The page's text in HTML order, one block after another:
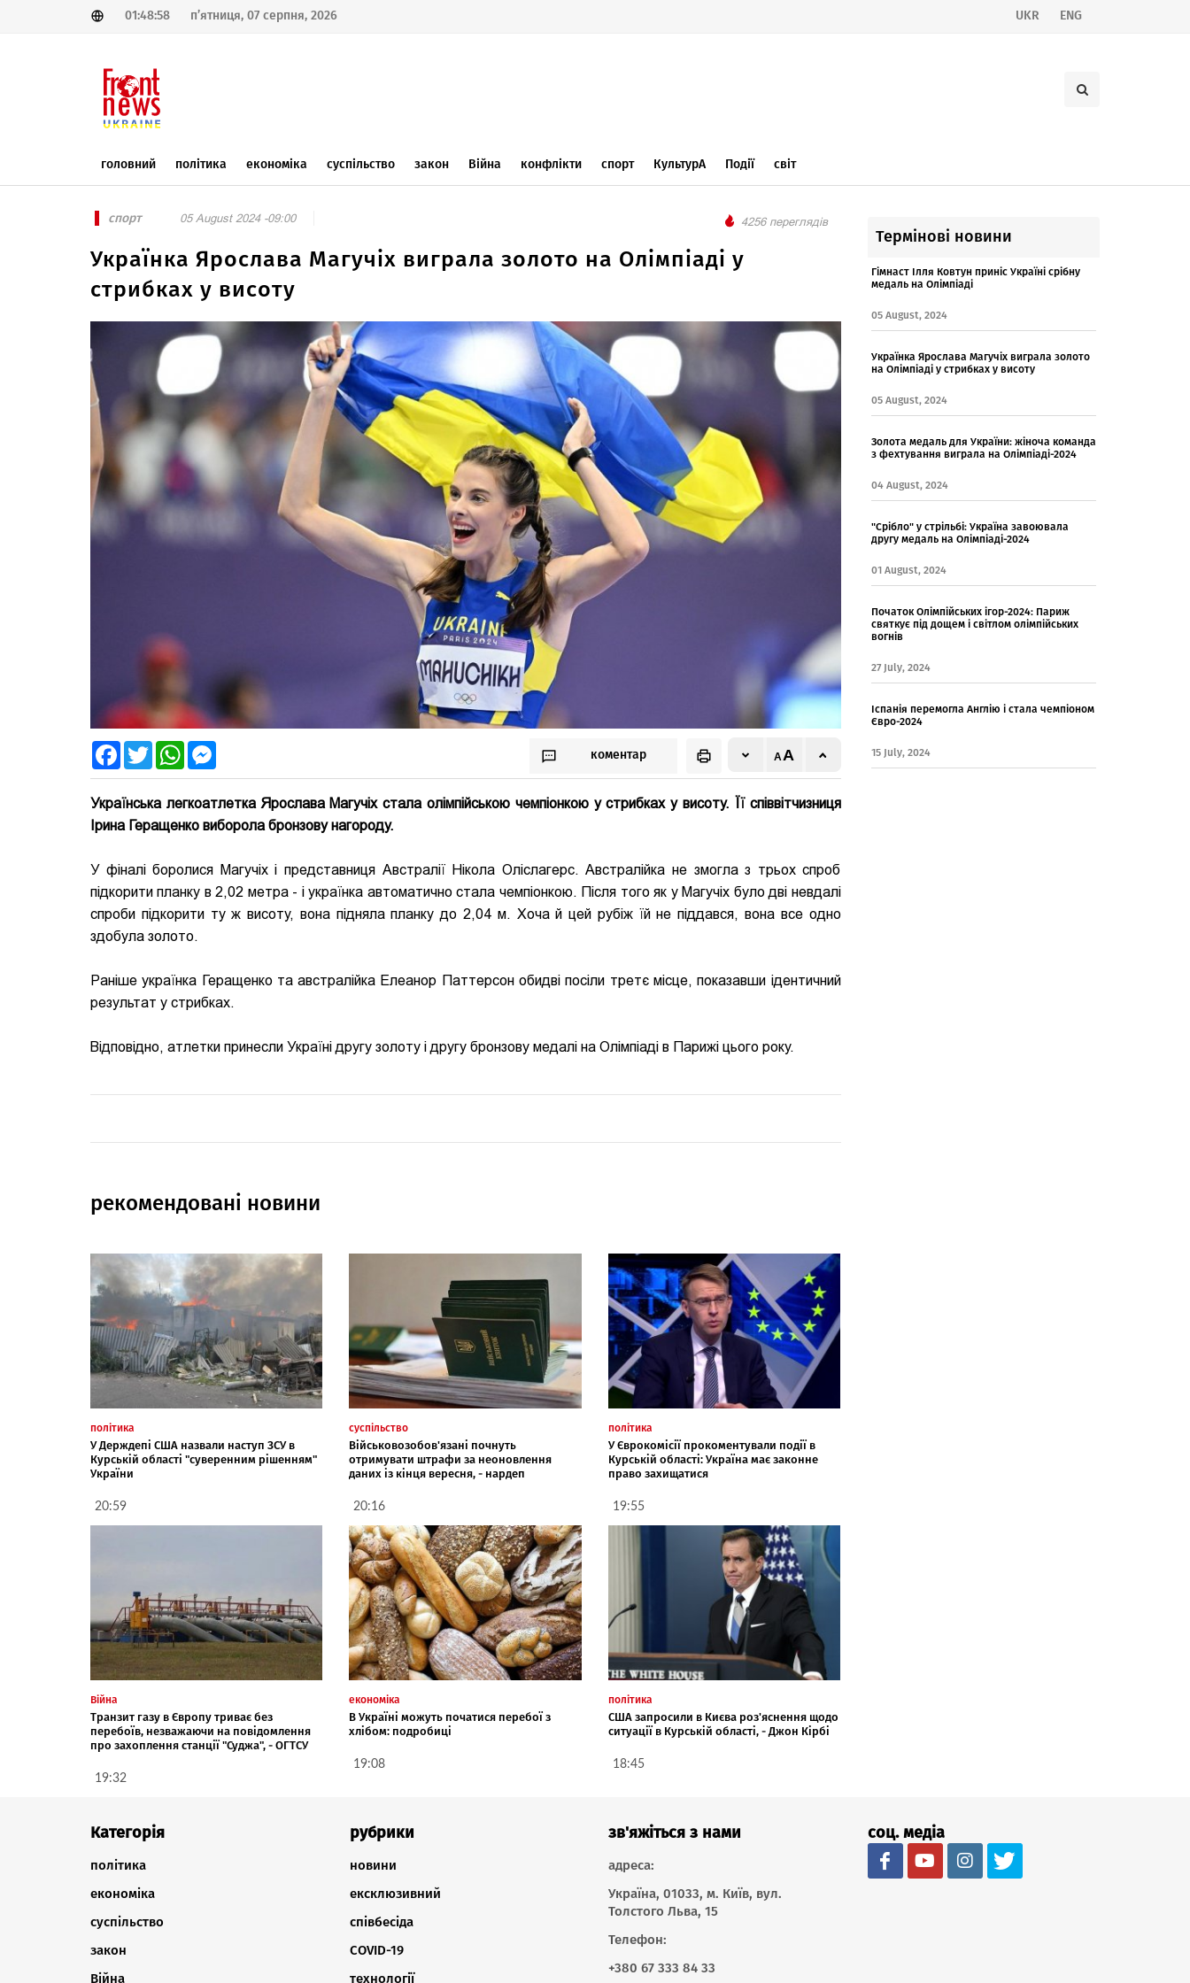
01:48:58 п’ятниця, 07 серпня, 2026 UKR ENG
головний політика економіка суспільство закон Війна конфлікти спорт КультурА Події світ
спорт 05 August 2024 -09:00 4256 переглядів
Українка Ярослава Магучіх виграла золото на Олімпіаді у
стрибках у висоту
FacebookTwitter WhatsApp коментар
Українська легкоатлетка Ярослава Магучіх стала олімпійською чемпіонкою у стрибках у висоту. Її співвітчизниця
Ірина Геращенко виборола бронзову нагороду.
У фіналі боролися Магучіх і представниця Австралії Нікола Оліслагерс. Австралійка не змогла з трьох спроб
підкорити планку в 2,02 метра - і українка автоматично стала чемпіонкою. Після того як у Магучіх було дві невдалі
спроби підкорити ту ж висоту, вона підняла планку до 2,04 м. Хоча й цей рубіж їй не піддався, вона все одно
здобула золото.
Раніше українка Геращенко та австралійка Елеанор Паттерсон обидві посіли третє місце, показавши ідентичний
результат у стрибках.
Відповідно, атлетки принесли Україні другу золоту і другу бронзову медалі на Олімпіаді в Парижі цього року.
рекомендовані новини
політика
У Держдепі США назвали наступ ЗСУ в
Курській області "суверенним рішенням"
України
20:59
суспільство
Військовозобов'язані почнуть
отримувати штрафи за неоновлення
даних із кінця вересня, - нардеп
20:16
політика
У Єврокомісії прокоментували події в
Курській області: Україна має законне
право захищатися
19:55
Війна
Транзит газу в Європу триває без
перебоїв, незважаючи на повідомлення
про захоплення станції "Суджа", - ОГТСУ
19:32
економіка
В Україні можуть початися перебої з
хлібом: подробиці
19:08
політика
США запросили в Києва роз'яснення щодо
ситуації в Курській області, - Джон Кірбі
18:45
Термінові новини
Гімнаст Ілля Ковтун приніс Україні срібну
медаль на Олімпіаді
05 August, 2024
Українка Ярослава Магучіх виграла золото
на Олімпіаді у стрибках у висоту
05 August, 2024
Золота медаль для України: жіноча команда
з фехтування виграла на Олімпіаді-2024
04 August, 2024
"Срібло" у стрільбі: Україна завоювала
другу медаль на Олімпіаді-2024
01 August, 2024
Початок Олімпійських ігор-2024: Париж
святкує під дощем і світлом олімпійських
вогнів
27 July, 2024
Іспанія перемогла Англію і стала чемпіоном
Євро-2024
15 July, 2024
Категорія
політика
економіка
суспільство
закон
Війна
рубрики
новини
ексклюзивний
співбесіда
COVID-19
технології
зв'яжіться з нами
адреса:
Україна, 01033, м. Київ, вул.
Толстого Льва, 15
Телефон:
+380 67 333 84 33
соц. медіа